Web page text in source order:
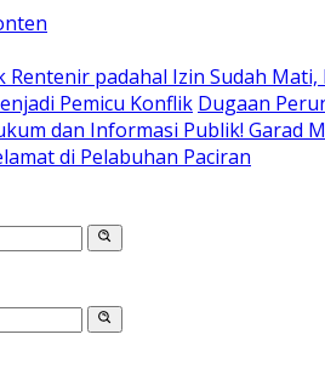
Rentenir padahal Izin Sudah
Pemicu Konflik Dugaan
dan Informasi Publik!
di Pelabuhan Paciran